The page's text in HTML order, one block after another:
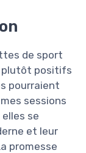
de sport
plutôt positifs
pourraient
sessions
se
et leur
promesse